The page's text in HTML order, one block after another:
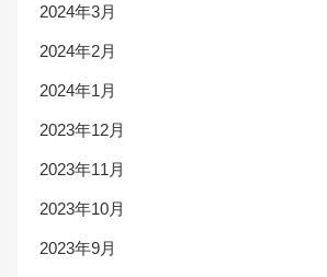
2024年3月
2024年2月
2024年1月
2023年12月
2023年11月
2023年10月
2023年9月